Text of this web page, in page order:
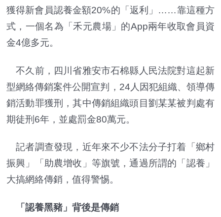
獲得新會員認養金額20%的「返利」……靠這種方
式，一個名為「禾元農場」的App兩年收取會員資
金4億多元。
不久前，四川省雅安市石棉縣人民法院對這起新
型網絡傳銷案件公開宣判，24人因犯組織、領導傳
銷活動罪獲刑，其中傳銷組織頭目劉某某被判處有
期徒刑6年，並處罰金80萬元。
記者調查發現，近年來不少不法分子打着「鄉村
振興」「助農增收」等旗號，通過所謂的「認養」
大搞網絡傳銷，值得警惕。
「認養黑豬」背後是傳銷